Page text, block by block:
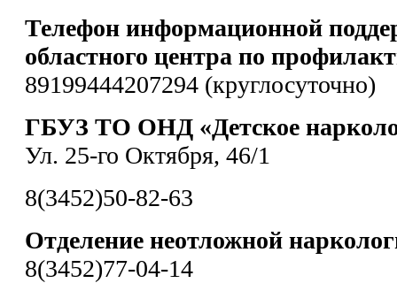
Телефон информационной
областного центра по
89199444207294 (круглосуточно)
ГБУЗ ТО ОНД «Детское
Ул. 25-го Октября, 46/1
8(3452)50-82-63
Отделение неотложной
8(3452)77-04-14